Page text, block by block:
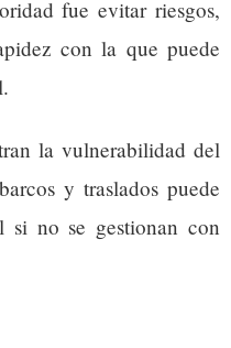
fue evitar riesgos,
con la que puede
la vulnerabilidad del
y traslados puede
si no se gestionan con